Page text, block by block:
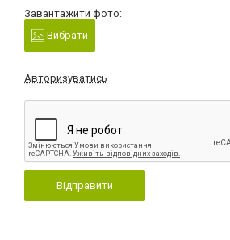
Завантажити фото:
Вибрати
Авторизуватись
Відправити